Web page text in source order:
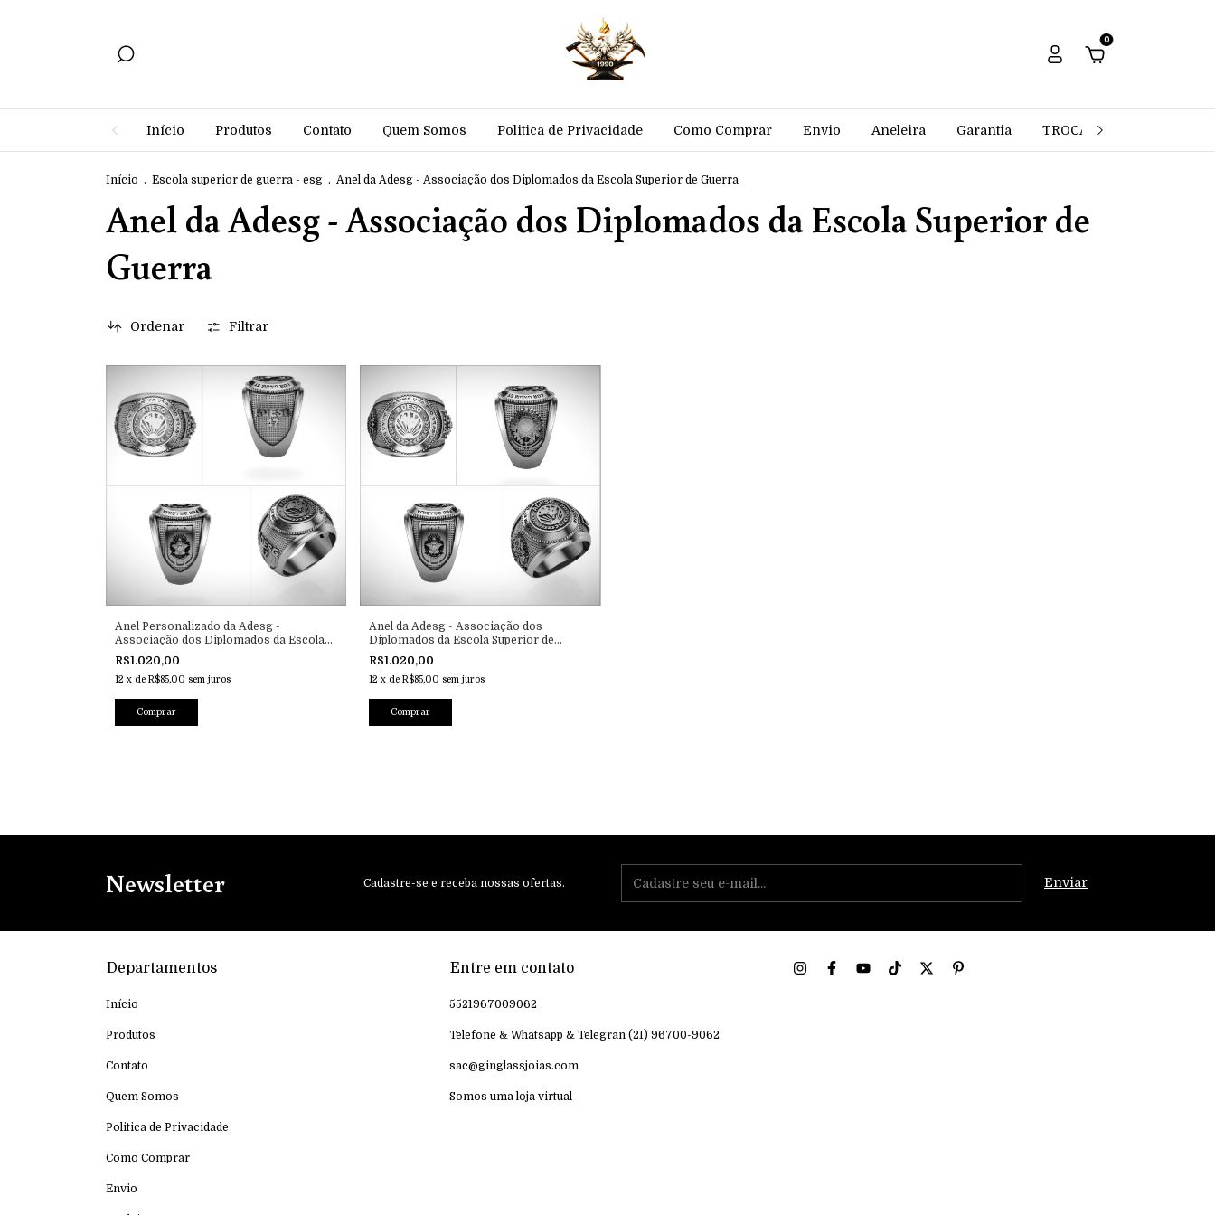
0
Início Produtos Contato Quem Somos Politica de Privacidade Como Comprar Envio Aneleira Garantia TROCAS E DEVOLUÇÕES
Início . Escola superior de guerra - esg . Anel da Adesg - Associação dos Diplomados da Escola Superior de Guerra
Anel da Adesg - Associação dos Diplomados da Escola Superior de
Guerra
Ordenar Filtrar
Anel Personalizado da Adesg -
Associação dos Diplomados da Escola
Superior de Guerra
R$1.020,00
12 x de R$85,00 sem juros
Comprar
Anel da Adesg - Associação dos
Diplomados da Escola Superior de
Guerra
R$1.020,00
12 x deR$85,00 sem juros
Comprar
Newsletter Cadastre-se e receba nossas ofertas.
Departamentos
Início
Produtos
Contato
Quem Somos
Politica de Privacidade
Como Comprar
Envio
Entre em contato
5521967009062
Telefone & Whatsapp & Telegran (21) 96700-9062
sac@ginglassjoias.com
Somos uma loja virtual